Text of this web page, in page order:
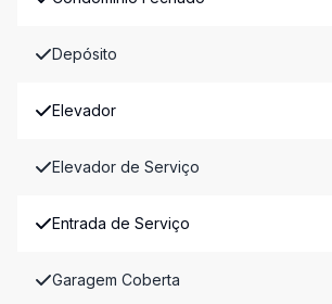
Depósito
Elevador
Elevador de Serviço
Entrada de Serviço
Garagem Coberta